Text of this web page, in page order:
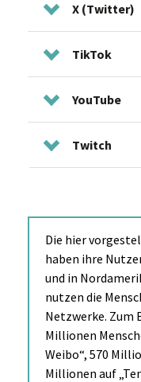
X (Twitter)
TikTok
YouTube
Twitch
Die hier
haben ihre
und in
nutzen die
Netzwerke. Zum
Millionen
Weibo“, 570
Millionen auf